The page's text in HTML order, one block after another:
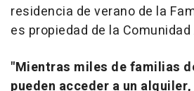
residencia de verano de la
es propiedad de la
"Mientras miles de familias
pueden acceder a un